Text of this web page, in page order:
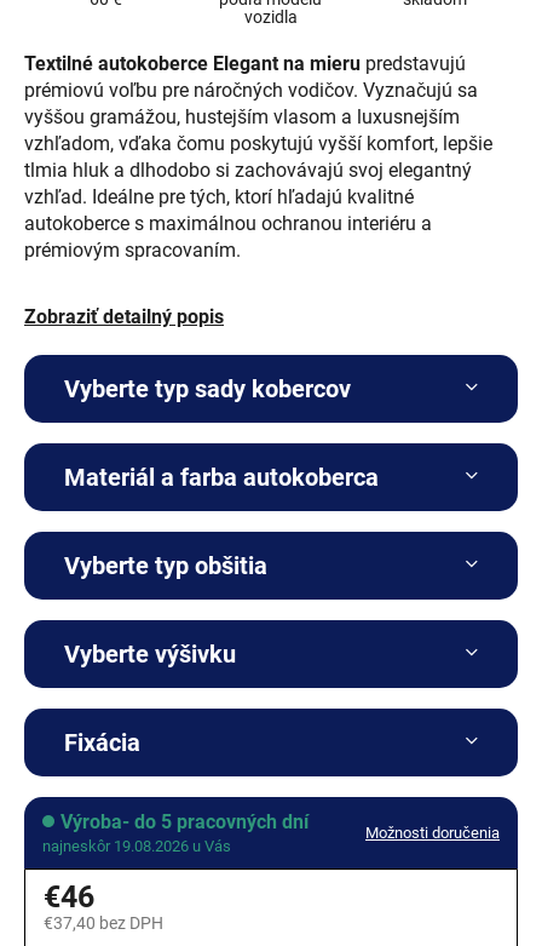
Textilné autokoberce Elegant na mieru predstavujú
prémiovú voľbu pre náročných vodičov. Vyznačujú sa
vyššou gramážou, hustejším vlasom a luxusnejším
vzhľadom, vďaka čomu poskytujú vyšší komfort, lepšie
tlmia hluk a dlhodobo si zachovávajú svoj elegantný
vzhľad. Ideálne pre tých, ktorí hľadajú kvalitné
autokoberce s maximálnou ochranou interiéru a
prémiovým spracovaním.
Zobraziť detailný popis
Vyberte typ sady kobercov
Kompletná sada
+€0
Materiál a farba autokoberca
Vyberte typ obšitia
Vyberte výšivku
Nápis
Fixácia
Áno: podľa originálu
+€0
Výroba- do 5 pracovných dní
najneskôr 19.08.2026 u Vás
Možnosti doručenia
€46
€37,40 bez DPH
vozidla